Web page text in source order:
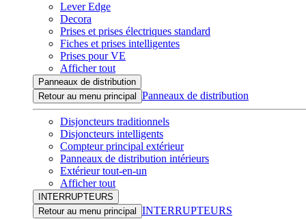
Lever Edge
Decora
Prises et prises électriques standard
Fiches et prises intelligentes
Prises pour VE
Afficher tout
Panneaux de distribution
Retour au menu principal
Panneaux de distribution
Disjoncteurs traditionnels
Disjoncteurs intelligents
Compteur principal extérieur
Panneaux de distribution intérieurs
Extérieur tout-en-un
Afficher tout
INTERRUPTEURS
Retour au menu principal
INTERRUPTEURS